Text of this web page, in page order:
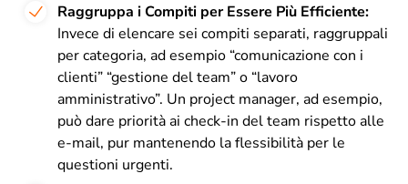
Raggruppa i Compiti per Essere Più Efficiente:
Invece di elencare sei compiti separati, raggruppali
per categoria, ad esempio “comunicazione con i
clienti” “gestione del team” o “lavoro
amministrativo”. Un project manager, ad esempio,
può dare priorità ai check-in del team rispetto alle
e-mail, pur mantenendo la flessibilità per le
questioni urgenti.